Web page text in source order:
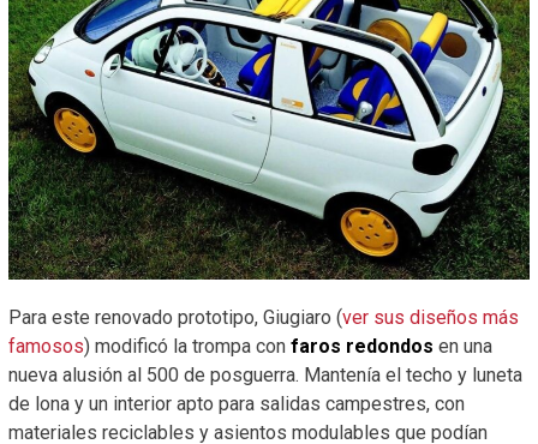
Para este renovado prototipo, Giugiaro (ver sus diseños más
famosos) modificó la trompa con faros redondos en una
nueva alusión al 500 de posguerra. Mantenía el techo y luneta
de lona y un interior apto para salidas campestres, con
materiales reciclables y asientos modulables que podían